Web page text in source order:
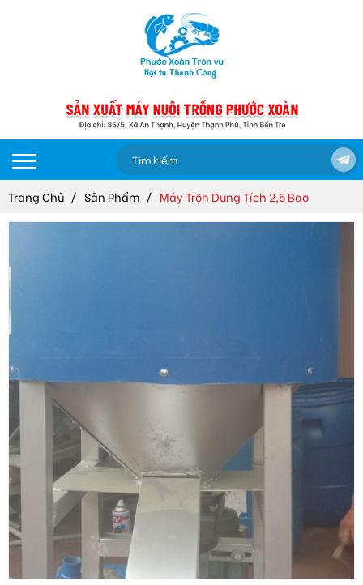
Trang Chủ Sản Phẩm Máy Trộn Dung Tích 2,5 Bao